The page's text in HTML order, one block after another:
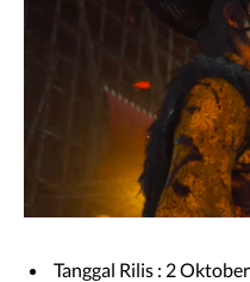
Tanggal Rilis : 2